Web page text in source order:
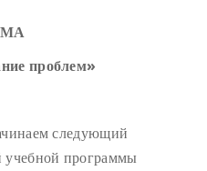
проблем»
следующий
программы